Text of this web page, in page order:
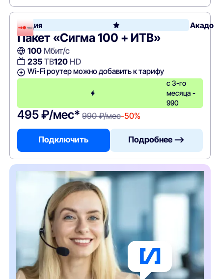
Акция Акадо
Пакет «Сигма 100 + ИТВ»
100Мбит/с
235ТВ120HD
Wi-Fi роутер можно добавить к тарифу
с 3-го
месяца -
990
495 ₽/мес* 990 ₽/мес-50%
Подключить Подробнее —>